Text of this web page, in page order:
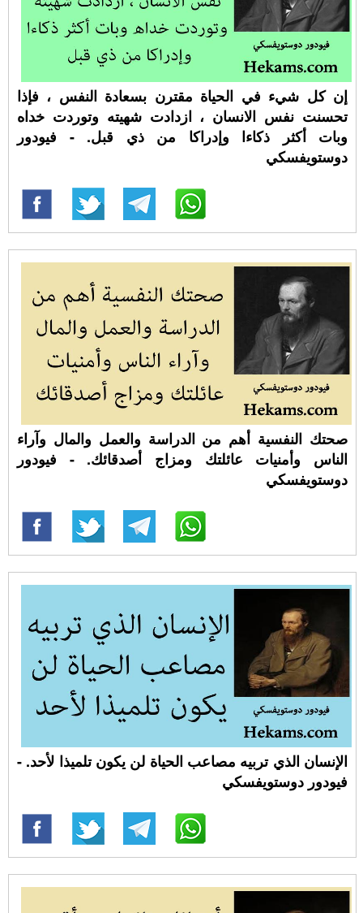
إن كل شيء في الحياة مقترن بسعادة النفس ، فإذا
تحسنت نفس الانسان ، ازدادت شهيته وتوردت خداه
وبات أكثر ذكاءا وإدراكا من ذي قبل. - فيودور
دوستويفسكي
صحتك النفسية أهم من الدراسة والعمل والمال وآراء
الناس وأمنيات عائلتك ومزاج أصدقائك. - فيودور
دوستويفسكي
الإنسان الذي تربيه مصاعب الحياة لن يكون تلميذا لأحد. -
فيودور دوستويفسكي